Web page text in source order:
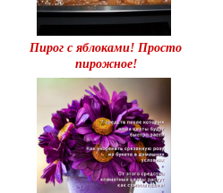
Пирог с яблоками! Просто
пирожное!